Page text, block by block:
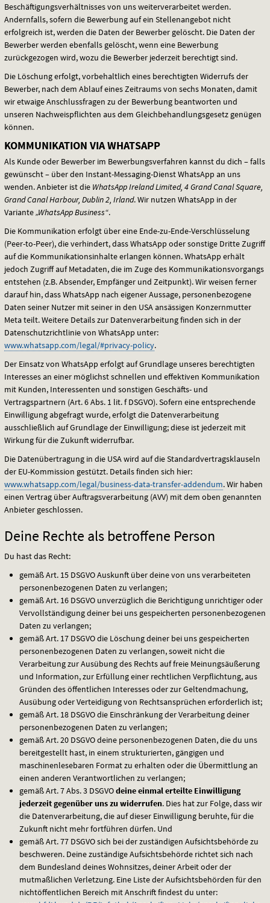
Beschäftigungsverhältnisses von uns weiterverarbeitet werden.
Andernfalls, sofern die Bewerbung auf ein Stellenangebot nicht
erfolgreich ist, werden die Daten der Bewerber gelöscht. Die Daten der
Bewerber werden ebenfalls gelöscht, wenn eine Bewerbung
zurückgezogen wird, wozu die Bewerber jederzeit berechtigt sind.
Die Löschung erfolgt, vorbehaltlich eines berechtigten Widerrufs der
Bewerber, nach dem Ablauf eines Zeitraums von sechs Monaten, damit
wir etwaige Anschlussfragen zu der Bewerbung beantworten und
unseren Nachweispflichten aus dem Gleichbehandlungsgesetz genügen
können.
KOMMUNIKATION VIA WHATSAPP
Als Kunde oder Bewerber im Bewerbungsverfahren kannst du dich – falls
gewünscht – über den Instant-Messaging-Dienst WhatsApp an uns
wenden. Anbieter ist die WhatsApp Ireland Limited, 4 Grand Canal Square,
Grand Canal Harbour, Dublin 2, Irland. Wir nutzen WhatsApp in der
Variante„WhatsApp Business“.
Die Kommunikation erfolgt über eine Ende-zu-Ende-Verschlüsselung
(Peer-to-Peer), die verhindert, dass WhatsApp oder sonstige Dritte Zugriff
auf die Kommunikationsinhalte erlangen können. WhatsApp erhält
jedoch Zugriff auf Metadaten, die im Zuge des Kommunikationsvorgangs
entstehen (z.B. Absender, Empfänger und Zeitpunkt). Wir weisen ferner
darauf hin, dass WhatsApp nach eigener Aussage, personenbezogene
Daten seiner Nutzer mit seiner in den USAansässigen Konzernmutter
Meta teilt. Weitere Details zur Datenverarbeitung finden sich in der
Datenschutzrichtlinie von WhatsApp unter:
www.whatsapp.com/legal/#privacy-policy.
Der Einsatz von WhatsApp erfolgt auf Grundlage unseres berechtigten
Interesses an einer möglichst schnellen und effektiven Kommunikation
mit Kunden, Interessenten und sonstigen Geschäfts- und
Vertragspartnern (Art. 6 Abs. 1 lit. fDSGVO). Sofern eine entsprechende
Einwilligung abgefragt wurde, erfolgt die Datenverarbeitung
ausschließlich auf Grundlage der Einwilligung; diese ist jederzeit mit
Wirkung für die Zukunft widerrufbar.
Die Datenübertragung in die USAwird auf die Standardvertragsklauseln
der EU-Kommission gestützt. Details finden sich hier:
www.whatsapp.com/legal/business-data-transfer-addendum. Wir haben
einen Vertrag über Auftragsverarbeitung (AVV) mit dem oben genannten
Anbieter geschlossen.
Deine Rechte als betroffene Person
Du hast das Recht:
gemäß Art. 15 DSGVOAuskunft über deine von uns verarbeiteten
personenbezogenen Daten zu verlangen;
gemäß Art. 16 DSGVO unverzüglich die Berichtigung unrichtiger oder
Vervollständigung deiner bei uns gespeicherten personenbezogenen
Daten zu verlangen;
gemäß Art. 17 DSGVOdie Löschung deiner bei uns gespeicherten
personenbezogenen Daten zu verlangen, soweit nicht die
Verarbeitung zur Ausübung des Rechts auf freie Meinungsäußerung
und Information, zur Erfüllung einer rechtlichen Verpflichtung, aus
Gründen des öffentlichen Interesses oder zur Geltendmachung,
Ausübung oder Verteidigung von Rechtsansprüchen erforderlich ist;
gemäß Art. 18 DSGVOdie Einschränkung der Verarbeitung deiner
personenbezogenen Daten zu verlangen;
gemäß Art. 20 DSGVOdeine personenbezogenen Daten, die du uns
bereitgestellt hast, in einem strukturierten, gängigen und
maschinenlesebaren Format zu erhalten oder die Übermittlung an
einen anderen Verantwortlichen zu verlangen;
gemäß Art. 7 Abs. 3 DSGVOdeine einmal erteilte Einwilligung
jederzeit gegenüber uns zu widerrufen. Dies hat zur Folge, dass wir
die Datenverarbeitung, die auf dieser Einwilligung beruhte, für die
Zukunft nicht mehr fortführen dürfen. Und
gemäß Art. 77 DSGVOsich bei der zuständigen Aufsichtsbehörde zu
beschweren. Deine zuständige Aufsichtsbehörde richtet sich nach
dem Bundesland deines Wohnsitzes, deiner Arbeit oder der
mutmaßlichen Verletzung. Eine Liste der Aufsichtsbehörden für den
nichtöffentlichen Bereich mit Anschrift findest du unter: